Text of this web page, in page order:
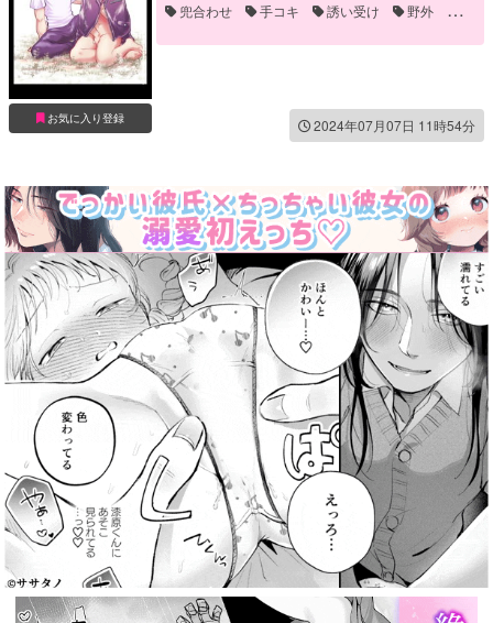
お気に入り登録
兜合わせ
手コキ 誘い受け
野外
青姦
2024年07月07日 11時54分